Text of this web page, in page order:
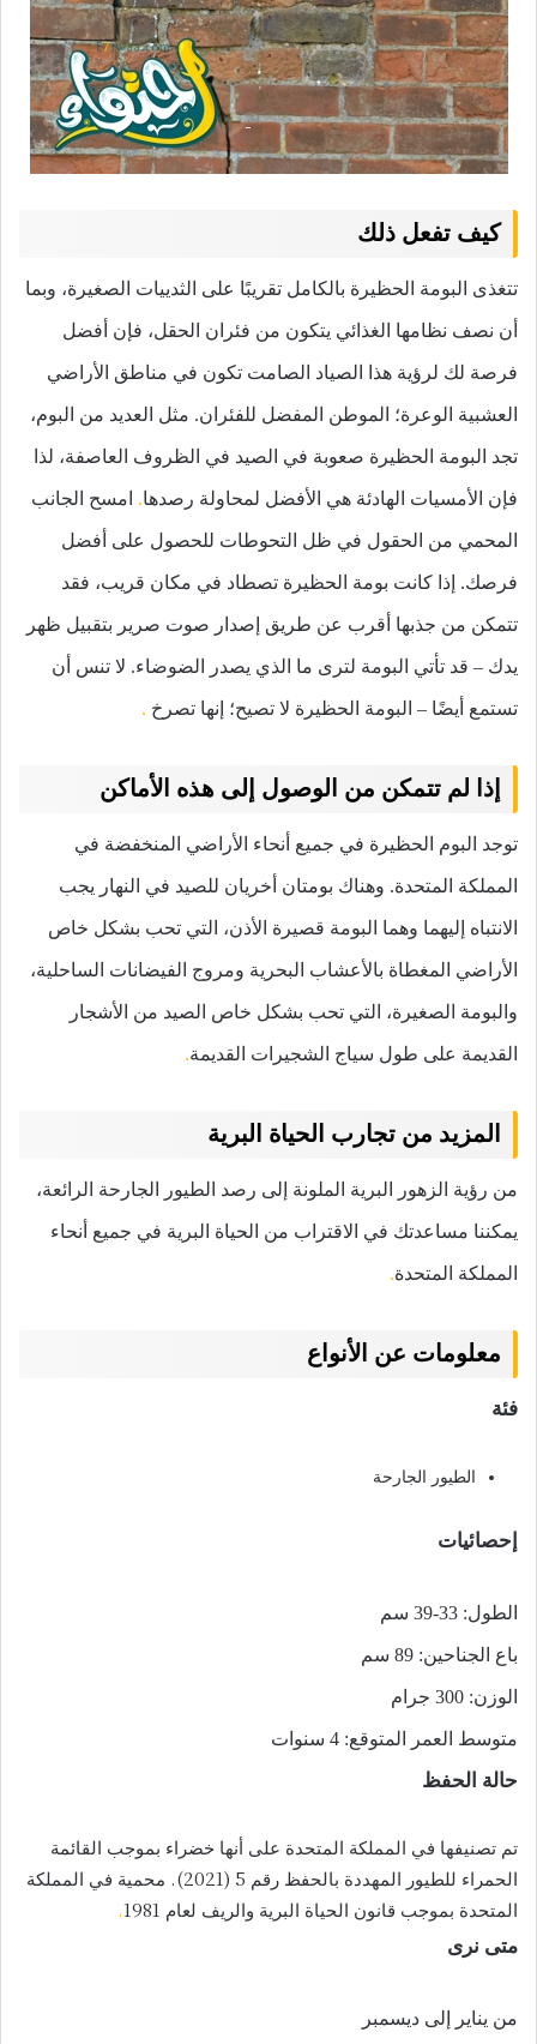
كيف تفعل ذلك
تتغذى البومة الحظيرة بالكامل تقريبًا على الثدييات الصغيرة، وبما
أن نصف نظامها الغذائي يتكون من فئران الحقل، فإن أفضل
فرصة لك لرؤية هذا الصياد الصامت تكون في مناطق الأراضي
العشبية الوعرة؛ الموطن المفضل للفئران. مثل العديد من البوم،
تجد البومة الحظيرة صعوبة في الصيد في الظروف العاصفة، لذا
فإن الأمسيات الهادئة هي الأفضل لمحاولة رصدها. امسح الجانب
المحمي من الحقول في ظل التحوطات للحصول على أفضل
فرصك. إذا كانت بومة الحظيرة تصطاد في مكان قريب، فقد
تتمكن من جذبها أقرب عن طريق إصدار صوت صرير بتقبيل ظهر
يدك – قد تأتي البومة لترى ما الذي يصدر الضوضاء. لا تنس أن
تستمع أيضًا – البومة الحظيرة لا تصيح؛ إنها تصرخ .
إذا لم تتمكن من الوصول إلى هذه الأماكن
توجد البوم الحظيرة في جميع أنحاء الأراضي المنخفضة في
المملكة المتحدة. وهناك بومتان أخريان للصيد في النهار يجب
الانتباه إليهما وهما البومة قصيرة الأذن، التي تحب بشكل خاص
الأراضي المغطاة بالأعشاب البحرية ومروج الفيضانات الساحلية،
والبومة الصغيرة، التي تحب بشكل خاص الصيد من الأشجار
القديمة على طول سياج الشجيرات القديمة.
المزيد من تجارب الحياة البرية
من رؤية الزهور البرية الملونة إلى رصد الطيور الجارحة الرائعة،
يمكننا مساعدتك في الاقتراب من الحياة البرية في جميع أنحاء
المملكة المتحدة.
معلومات عن الأنواع
فئة
الطيور الجارحة
إحصائيات
الطول: 33-39 سم
باع الجناحين: 89 سم
الوزن: 300 جرام
متوسط ​​العمر المتوقع: 4 سنوات
حالة الحفظ
تم تصنيفها في المملكة المتحدة على أنها خضراء بموجب القائمة
الحمراء للطيور المهددة بالحفظ رقم 5 (2021). محمية في المملكة
المتحدة بموجب قانون الحياة البرية والريف لعام 1981
.
متى نرى
من يناير إلى ديسمبر